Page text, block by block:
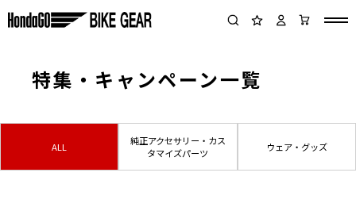
特集・キャンペーン一覧
ALL
純正アクセサリー・カス
タマイズパーツ
ウェア・グッズ